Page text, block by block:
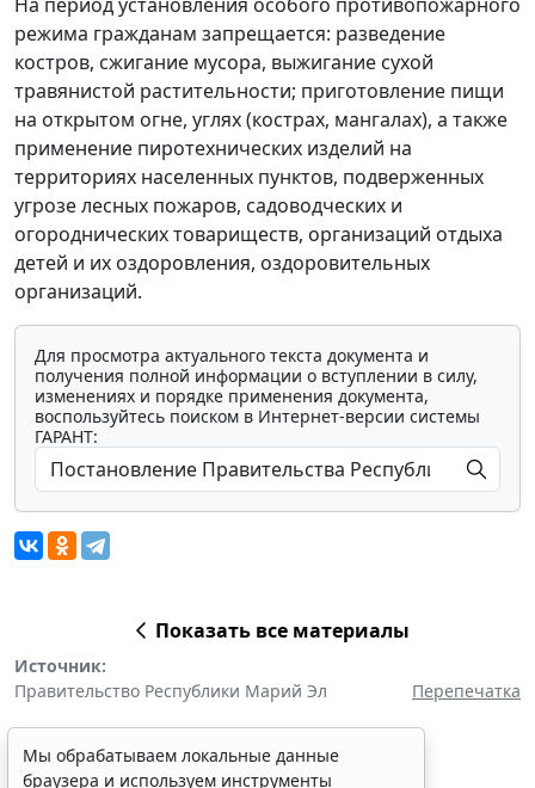
режима гражданам запрещается: разведение
костров, сжигание мусора, выжигание сухой
травянистой растительности; приготовление пищи
на открытом огне, углях (кострах, мангалах), а также
применение пиротехнических изделий на
территориях населенных пунктов, подверженных
угрозе лесных пожаров, садоводческих и
огороднических товариществ, организаций отдыха
детей и их оздоровления, оздоровительных
организаций.
Для просмотра актуального текста документа и
получения полной информации о вступлении в силу,
изменениях и порядке применения документа,
воспользуйтесь поиском в Интернет-версии системы
ГАРАНТ:
Показать все материалы
Источник:
Правительство Республики Марий Эл
Перепечатка
Мы обрабатываем локальные данные
браузера и используем инструменты